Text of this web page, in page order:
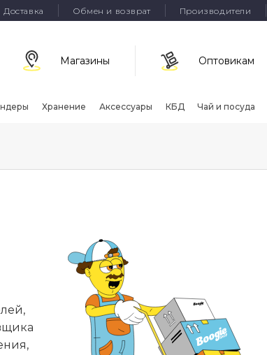
Доставка Обмен и возврат Производители
Магазины Оптовикам
Хранение Аксессуары КБД Чай и посуда